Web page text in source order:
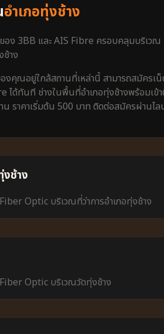
อำเภอทุ่งช้าง
3BB และ AIS Fibre ครอบคลุมบริเวณ
ช้าง
งคุณอยู่ใกล้สถานที่เหล่านี้ สามารถสมัครเ
ได้ทันที ช่างในพื้นที่อำเภอทุ่งช้างพร้อมเข้
ราคาเริ่มต้น 500 บาท ติดต่อสมัครผ่านไ
งช้าง
Optic บริเวณที่ว่าการอำเภอทุ่งช้าง
Optic บริเวณวัดทุ่งช้าง